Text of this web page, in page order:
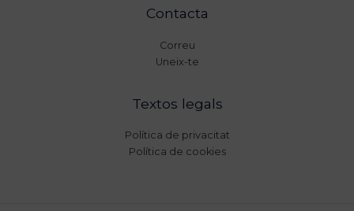
Contacta
Correu
Uneix-te
Textos legals
Política de privacitat
Política de cookies